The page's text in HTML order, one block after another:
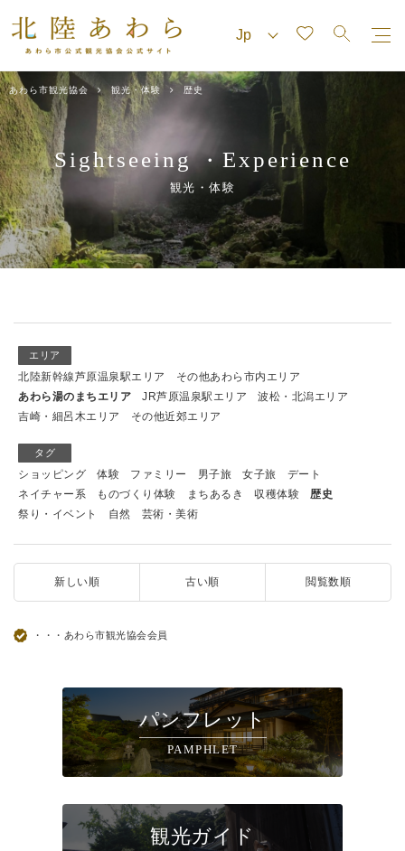
あわら市観光協会 観光・体験 歴史
Sightseeing・ Experience
観光・体験
エリア
北陸新幹線芦原温泉駅エリア
その他あわら市内エリア
あわら湯のまちエリア
JR芦原温泉駅エリア
波松・北潟エリア
吉崎・細呂木エリア
その他近郊エリア
タグ
ショッピング 体験 ファミリー 男子旅 女子旅
デート
ネイチャー系
ものづくり体験 まちあるき 収穫体験
歴史
祭り・イベント
自然 芸術・美術
新しい順 古い順 閲覧数順
・・・あわら市観光協会会員
パンフレット
PAMPHLET
観光ガイド